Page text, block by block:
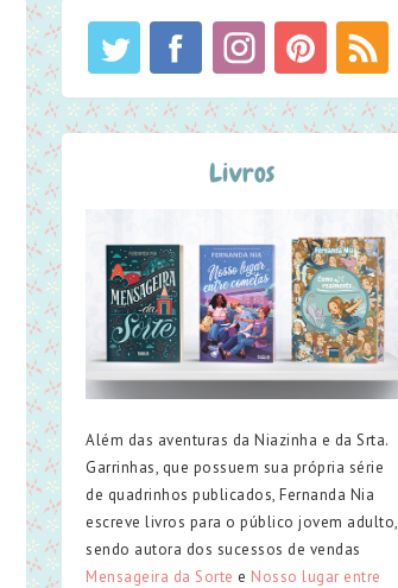
Livros
Além das aventuras da Niazinha e da Srta.
Garrinhas, que possuem sua própria série
de quadrinhos publicados, Fernanda Nia
escreve livros para o público jovem adulto,
sendo autora dos sucessos de vendas
Mensageira da Sorte e Nosso lugar entre